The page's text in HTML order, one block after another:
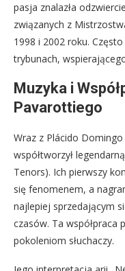
pasja znalazła
związanych z
1998 i 2002 roku.
trybunach,
Muzyka i
Pavarottiego
Wraz z Plácido
współtworzył
Tenors). Ich pierwszy
się fenomenem, a
najlepiej sprzedającym
czasów. Ta współpraca
pokoleniom słuchaczy.